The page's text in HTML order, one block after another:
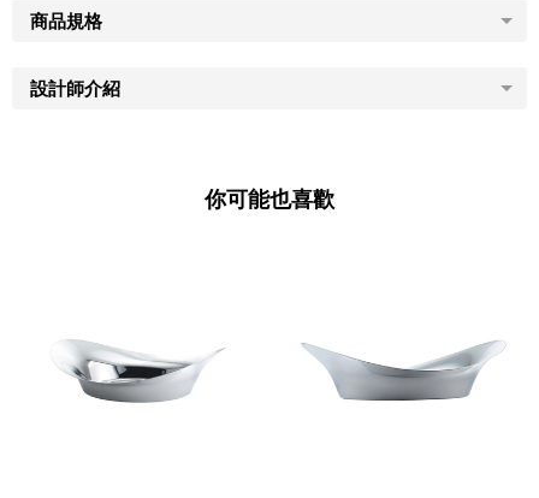
商品規格
設計師介紹
你可能也喜歡